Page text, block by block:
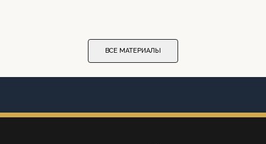
ВСЕ МАТЕРИАЛЫ